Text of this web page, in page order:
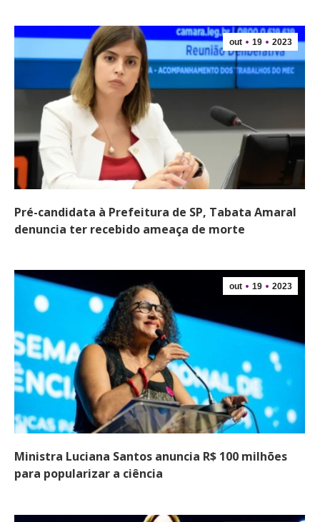
out 19 2023
Pré-candidata à Prefeitura de SP, Tabata Amaral
denuncia ter recebido ameaça de morte
out 19 2023
Ministra Luciana Santos anuncia R$ 100 milhões
para popularizar a ciência